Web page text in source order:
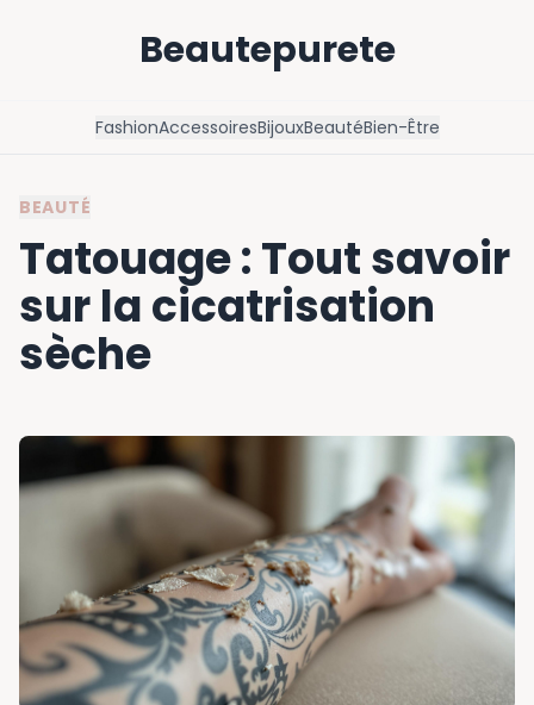
Beautepurete
FashionAccessoiresBijouxBeautéBien-Être
BEAUTÉ
Tatouage : Tout savoir
sur la cicatrisation
sèche